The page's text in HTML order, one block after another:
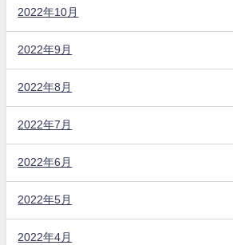
2022年10月
2022年9月
2022年8月
2022年7月
2022年6月
2022年5月
2022年4月